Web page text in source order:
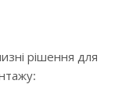
рішення для